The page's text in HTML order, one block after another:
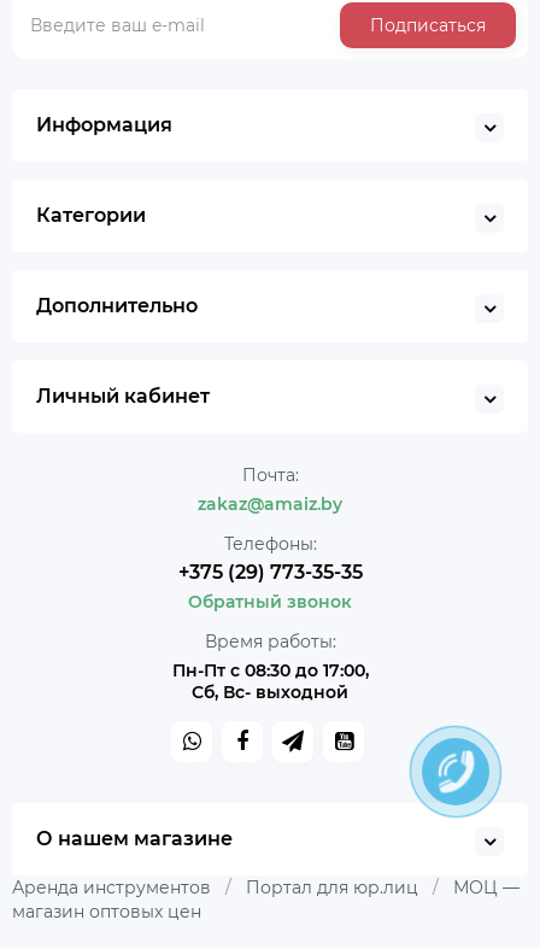
Подписаться
Информация
Категории
Дополнительно
Личный кабинет
Почта:
zakaz@amaiz.by
Телефоны:
+375 (29) 773-35-35
Обратный звонок
Время работы:
Пн-Пт с 08:30 до 17:00,
Сб, Вс- выходной
О нашем магазине
Аренда инструментов / Портал для юр.лиц /
МОЦ —
магазин оптовых цен